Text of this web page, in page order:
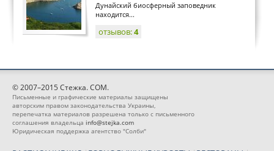
Дунайский биосферный заповедник
находится...
отзывов:4
© 2007–2015 Стежка. COM.
Письменные и графические материалы защищены
авторским правом законодательства Украины,
перепечатка материалов разрешена только с письменного
соглашения владельца info@stejka.com
Юридическая поддержка агентство "Солби"